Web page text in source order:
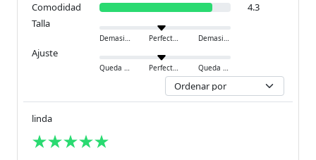
Comodidad
4.3
Talla
Demasiado pequeño Perfecto Demasiado grande
Ajuste
Queda ajustado Perfecto Queda holgado
linda